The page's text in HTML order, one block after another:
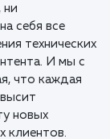
взят проект,
Сайт
на продаже
и
Однако,
и
недостатков,